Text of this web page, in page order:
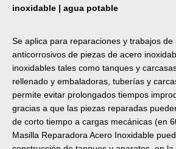
inoxidable | agua potable
Se aplica para reparaciones y trabajos
anticorrosivos de piezas de acero
inoxidables tales como tanques y
rellenado y embaladoras, tuberías y
permite evitar prolongados tiempos
gracias a que las piezas reparadas
de corto tiempo a cargas mecánicas (en
Masilla Reparadora Acero Inoxidable